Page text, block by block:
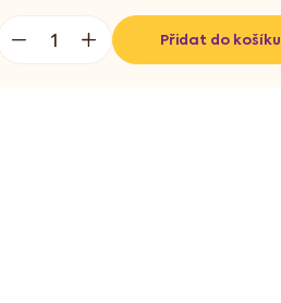
Přidat do košíku